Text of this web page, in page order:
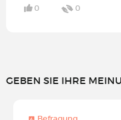
0 0
GEBEN SIE IHRE